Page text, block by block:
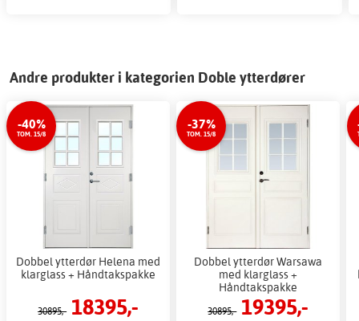
Andre produkter i kategorien Doble ytterdører
-40%
TOM. 15/8
Dobbel ytterdør Helena med
klarglass + Håndtakspakke
30895,- 18395,-
-37%
TOM. 15/8
Dobbel ytterdør Warsawa
med klarglass +
Håndtakspakke
30895,- 19395,-